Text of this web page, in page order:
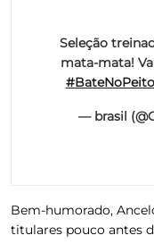
Seleção
mata-mata!
#BateNoPeito
— brasil
Bem-humorado,
titulares pouco antes